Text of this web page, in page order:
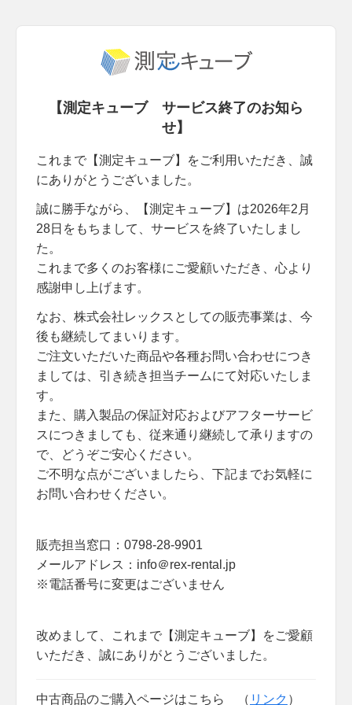
【測定キューブ サービス終了のお知ら
せ】
これまで【測定キューブ】をご利用いただき、誠
にありがとうございました。
誠に勝手ながら、【測定キューブ】は2026年2月
28日をもちまして、サービスを終了いたしまし
た。
これまで多くのお客様にご愛顧いただき、心より
感謝申し上げます。
なお、株式会社レックスとしての販売事業は、今
後も継続してまいります。
ご注文いただいた商品や各種お問い合わせにつき
ましては、引き続き担当チームにて対応いたしま
す。
また、購入製品の保証対応およびアフターサービ
スにつきましても、従来通り継続して承りますの
で、どうぞご安心ください。
ご不明な点がございましたら、下記までお気軽に
お問い合わせください。
販売担当窓口：0798-28-9901
メールアドレス：info＠rex-rental.jp
※電話番号に変更はございません
改めまして、これまで【測定キューブ】をご愛顧
いただき、誠にありがとうございました。
中古商品のご購入ページはこちら （ リンク ）